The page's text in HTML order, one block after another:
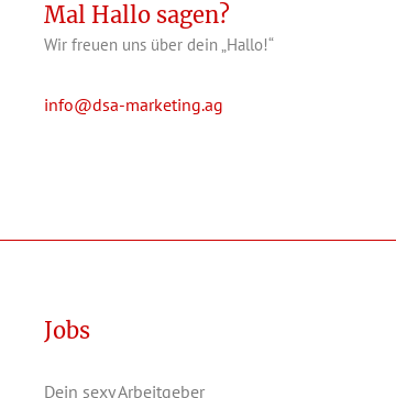
Mal Hallo sagen?
Wir freuen uns über dein „Hallo!“
info@dsa-marketing.ag
Jobs
Dein sexy Arbeitgeber